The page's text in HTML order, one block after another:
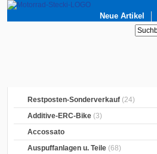
Neue Artikel
Restposten-Sonderverkauf (24)
Additive-ERC-Bike (3)
Accossato
Auspuffanlagen u. Teile (68)